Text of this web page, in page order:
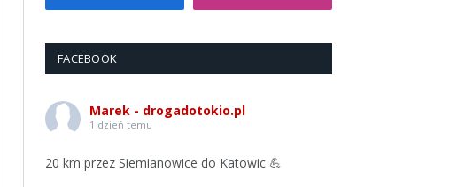
FACEBOOK
Marek - drogadotokio.pl
1 dzień temu
20 km przez Siemianowice do Katowic 💪